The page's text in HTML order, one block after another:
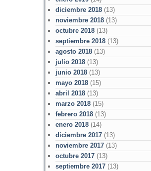
diciembre 2018(13)
noviembre 2018(13)
octubre 2018(13)
septiembre 2018(13)
agosto 2018(13)
julio 2018(13)
junio 2018(13)
mayo 2018(15)
abril 2018(13)
marzo 2018(15)
febrero 2018(13)
enero 2018(14)
diciembre 2017(13)
noviembre 2017(13)
octubre 2017(13)
septiembre 2017(13)